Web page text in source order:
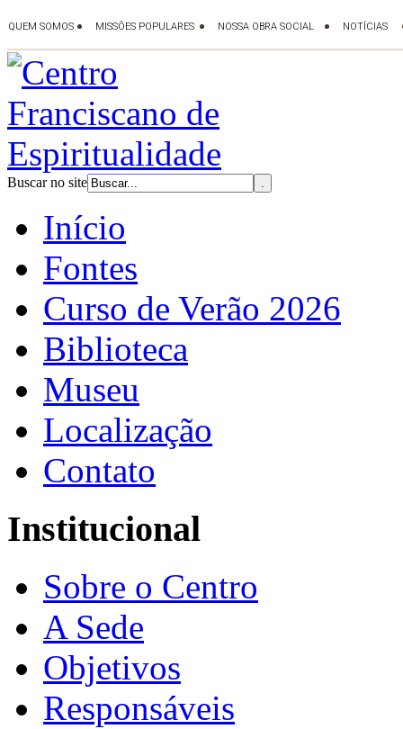
Buscar no site
Início
Fontes
Curso de Verão 2026
Biblioteca
Museu
Localização
Contato
Institucional
Sobre o Centro
A Sede
Objetivos
Responsáveis